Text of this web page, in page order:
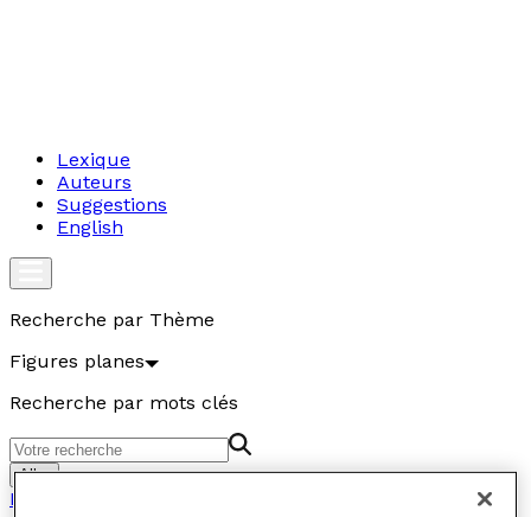
Lexique
Auteurs
Suggestions
English
Recherche par Thème
Figures planes
Recherche par mots clés
Aller
Figures planes